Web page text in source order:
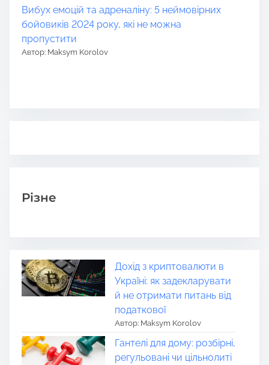
Вибух емоцій та адреналіну: 5 неймовірних
бойовиків 2024 року, які не можна
пропустити
Автор: Maksym Korolov
Різне
Дохід з криптовалюти в
Україні: як задекларувати
й не отримати питань від
податкової
Автор: Maksym Korolov
Гантелі для дому: розбірні,
регульовані чи цільнолиті